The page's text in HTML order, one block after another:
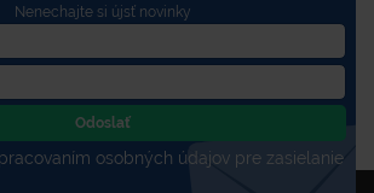
Nenechajte si újsť novinky
Odoslať
osobných údajov pre zasielanie